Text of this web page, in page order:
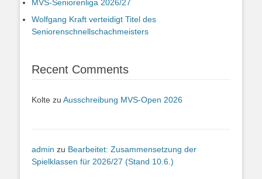
MVS-Seniorenliga 2026/27
Wolfgang Kraft verteidigt Titel des
Seniorenschnellschachmeisters
Recent Comments
Kolte zu Ausschreibung MVS-Open 2026
admin zu Bearbeitet: Zusammensetzung der
Spielklassen für 2026/27 (Stand 10.6.)